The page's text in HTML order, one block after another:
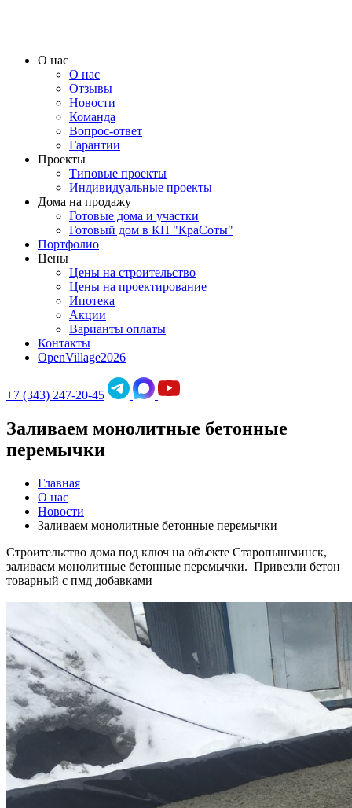
О нас
О нас
Отзывы
Новости
Команда
Вопрос-ответ
Гарантии
Проекты
Типовые проекты
Индивидуальные проекты
Дома на продажу
Готовые дома и участки
Готовый дом в КП "КраСоты"
Портфолио
Цены
Цены на строительство
Цены на проектирование
Ипотека
Акции
Варианты оплаты
Контакты
OpenVillage2026
+7 (343) 247-20-45
Заливаем монолитные бетонные
перемычки
Главная
О нас
Новости
Заливаем монолитные бетонные перемычки
Строительство дома под ключ на объекте Старопышминск,
заливаем монолитные бетонные перемычки. Привезли бетон
товарный с пмд добавками